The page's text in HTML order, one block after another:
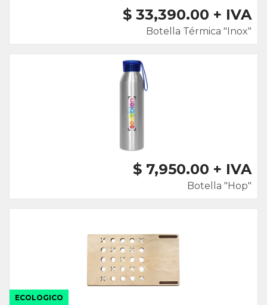
$ 33,390.00 + IVA
Botella Térmica "Inox"
$ 7,950.00 + IVA
Botella "Hop"
ECOLOGICO